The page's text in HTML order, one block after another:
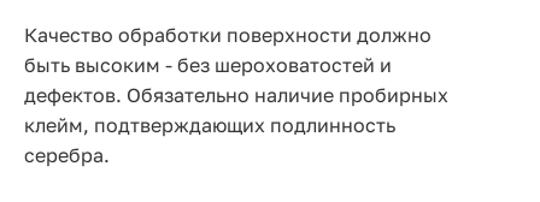
Качество обработки поверхности должно
быть высоким - без шероховатостей и
дефектов. Обязательно наличие пробирных
клейм, подтверждающих подлинность
серебра.